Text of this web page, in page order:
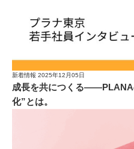
新着情報 2025年12月05日
成長を共につくる——PLANA
化”とは。